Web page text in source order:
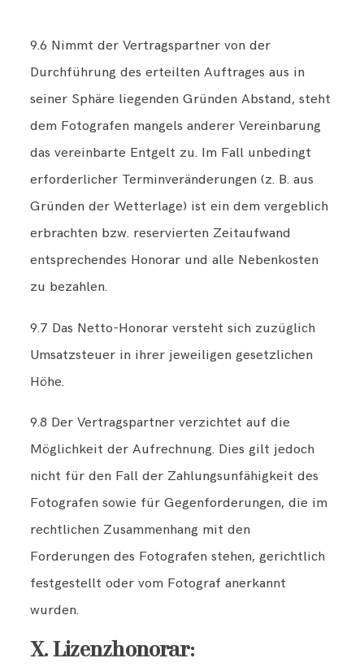
9.6 Nimmt der Vertragspartner von der
Durchführung des erteilten Auftrages aus in
seiner Sphäre liegenden Gründen Abstand, steht
dem Fotografen mangels anderer Vereinbarung
das vereinbarte Entgelt zu. Im Fall unbedingt
erforderlicher Terminveränderungen (z. B. aus
Gründen der Wetterlage) ist ein dem vergeblich
erbrachten bzw. reservierten Zeitaufwand
entsprechendes Honorar und alle Nebenkosten
zu bezahlen.
9.7 Das Netto-Honorar versteht sich zuzüglich
Umsatzsteuer in ihrer jeweiligen gesetzlichen
Höhe.
9.8 Der Vertragspartner verzichtet auf die
Möglichkeit der Aufrechnung. Dies gilt jedoch
nicht für den Fall der Zahlungsunfähigkeit des
Fotografen sowie für Gegenforderungen, die im
rechtlichen Zusammenhang mit den
Forderungen des Fotografen stehen, gerichtlich
festgestellt oder vom Fotograf anerkannt
wurden.
X. Lizenzhonorar: